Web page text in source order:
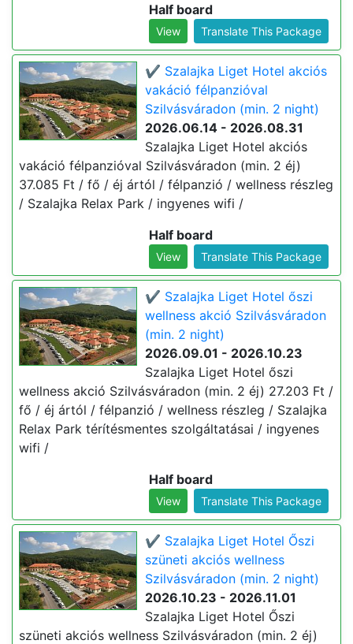
Half board
View Translate This Package
✔️ Szalajka Liget Hotel akciós
vakáció félpanzióval
Szilvásváradon (min. 2 night)
2026.06.14 - 2026.08.31
Szalajka Liget Hotel akciós
vakáció félpanzióval Szilvásváradon (min. 2 éj)
37.085 Ft / fő / éj ártól / félpanzió / wellness részleg
/ Szalajka Relax Park / ingyenes wifi /
Half board
View Translate This Package
✔️ Szalajka Liget Hotel őszi
wellness akció Szilvásváradon
(min. 2 night)
2026.09.01 - 2026.10.23
Szalajka Liget Hotel őszi
wellness akció Szilvásváradon (min. 2 éj) 27.203 Ft /
fő / éj ártól / félpanzió / wellness részleg / Szalajka
Relax Park térítésmentes szolgáltatásai / ingyenes
wifi /
Half board
View Translate This Package
✔️ Szalajka Liget Hotel Őszi
szüneti akciós wellness
Szilvásváradon (min. 2 night)
2026.10.23 - 2026.11.01
Szalajka Liget Hotel Őszi
szüneti akciós wellness Szilvásváradon (min. 2 éj)